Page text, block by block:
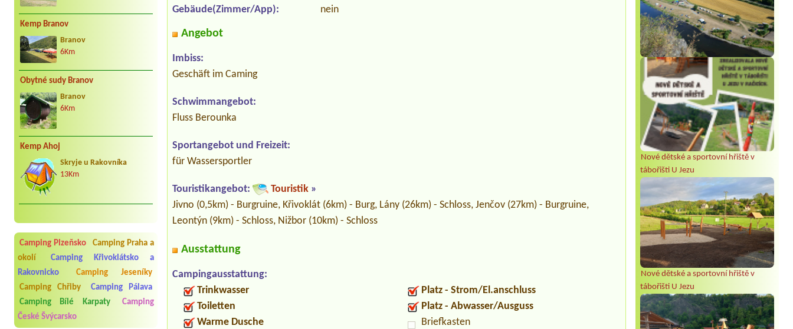
Kemp Branov
Branov
6Km
Obytné sudy Branov
Branov
6Km
Kemp Ahoj
Skryje u Rakovníka
13Km
Camping Plzeňsko
Camping Praha a
okolí
Camping Křivoklátsko a
Rakovnicko
Camping Jeseníky
Camping Chřiby
Camping Pálava
Camping Bílé Karpaty
Camping
České Švýcarsko
Nové dětské a sportovní hřiště v
tábořišti U Jezu
Nové dětské a sportovní hřiště v
tábořišti U Jezu
Gebäude(Zimmer/App): nein
Angebot
Imbiss:
Geschäft im Caming
Schwimmangebot:
Fluss Berounka
Sportangebot und Freizeit:
für Wassersportler
Touristikangebot: Touristik »
Jivno (0,5km) - Burgruine, Křivoklát (6km) - Burg, Lány (26km) - Schloss, Jenčov (27km) - Burgruine,
Leontýn (9km) - Schloss, Nižbor (10km) - Schloss
Ausstattung
Campingausstattung:
Trinkwasser
Toiletten
Warme Dusche
Platz - Strom/El.anschluss
Platz - Abwasser/Ausguss
Briefkasten